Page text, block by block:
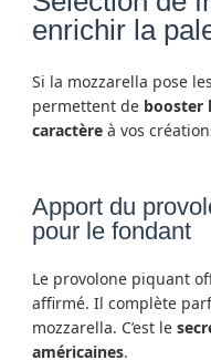
enrichir la
Si la mozzarella pose
permettent de booster
caractèreà vos
Apport du
pour le fondant
Le provolone piquant
affirmé. Il complète
mozzarella. C’est le
américaines.